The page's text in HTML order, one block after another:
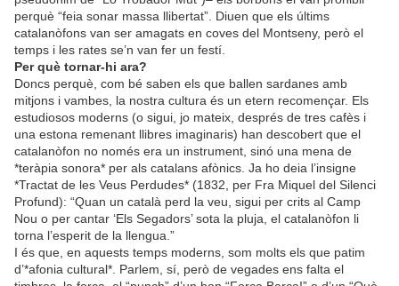
perquè “feia sonar massa llibertat”. Diuen que els últims
catalanòfons van ser amagats en coves del Montseny, però el
temps i les rates se’n van fer un festí.
Per què tornar-hi ara?
Doncs perquè, com bé saben els que ballen sardanes amb
mitjons i vambes, la nostra cultura és un etern recomençar. Els
estudiosos moderns (o sigui, jo mateix, després de tres cafès i
una estona remenant llibres imaginaris) han descobert que el
catalanòfon no només era un instrument, sinó una mena de
*teràpia sonora* per als catalans afònics. Ja ho deia l’insigne
*Tractat de les Veus Perdudes* (1832, per Fra Miquel del Silenci
Profund): “Quan un català perd la veu, sigui per crits al Camp
Nou o per cantar ‘Els Segadors’ sota la pluja, el catalanòfon li
torna l’esperit de la llengua.”
I és que, en aquests temps moderns, som molts els que patim
d’*afonia cultural*. Parlem, sí, però de vegades ens falta el